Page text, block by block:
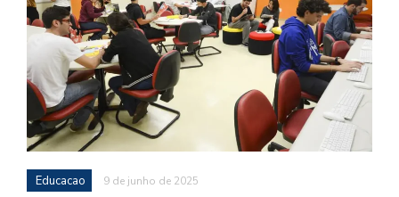
Educacao 9 de junho de 2025